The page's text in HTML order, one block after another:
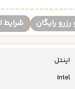
رایگان شرایط
اینتل
Intel